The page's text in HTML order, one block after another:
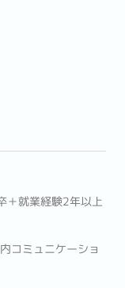
＋就業経験2年以上
コミュニケーショ